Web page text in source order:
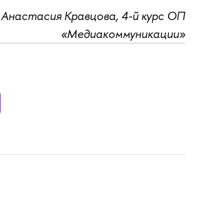
Анастасия Кравцова, 4-й курс ОП
«Медиакоммуникации»